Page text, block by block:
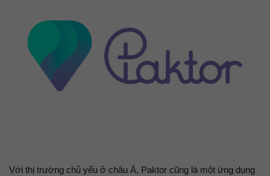
Với thị trường chủ yếu ở châu Á, Paktor cũng là một ứng dụng